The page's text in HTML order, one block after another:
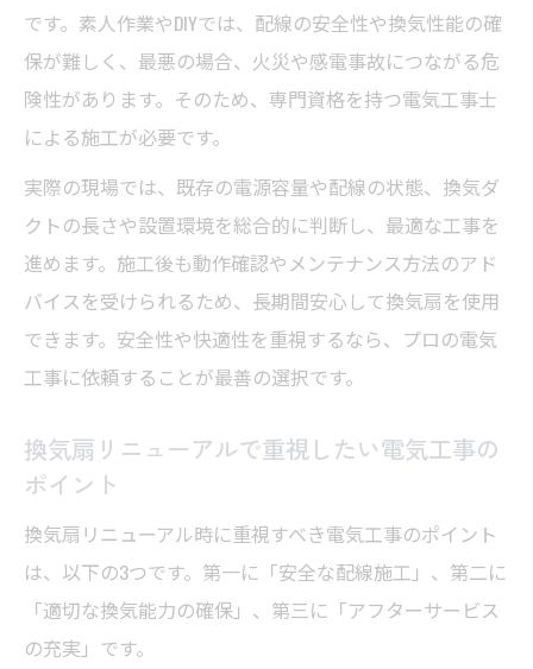
です。素人作業やDIYでは、配線の安全性や換気性能の確
保が難しく、最悪の場合、火災や感電事故につながる危
険性があります。そのため、専門資格を持つ電気工事士
による施工が必要です。
実際の現場では、既存の電源容量や配線の状態、換気ダ
クトの長さや設置環境を総合的に判断し、最適な工事を
進めます。施工後も動作確認やメンテナンス方法のアド
バイスを受けられるため、長期間安心して換気扇を使用
できます。安全性や快適性を重視するなら、プロの電気
工事に依頼することが最善の選択です。
換気扇リニューアルで重視したい電気工事の
ポイント
換気扇リニューアル時に重視すべき電気工事のポイント
は、以下の3つです。第一に「安全な配線施工」、第二に
「適切な換気能力の確保」、第三に「アフターサービス
の充実」です。